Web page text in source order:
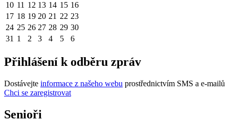
10 11 12 13 14 15 16
17 18 19 20 21 22 23
24 25 26 27 28 29 30
31 1 2 3 4 5 6
Přihlášení k odběru zpráv
Dostávejte informace z našeho webu prostřednictvím SMS a e-mailů
Chci se zaregistrovat
Senioři